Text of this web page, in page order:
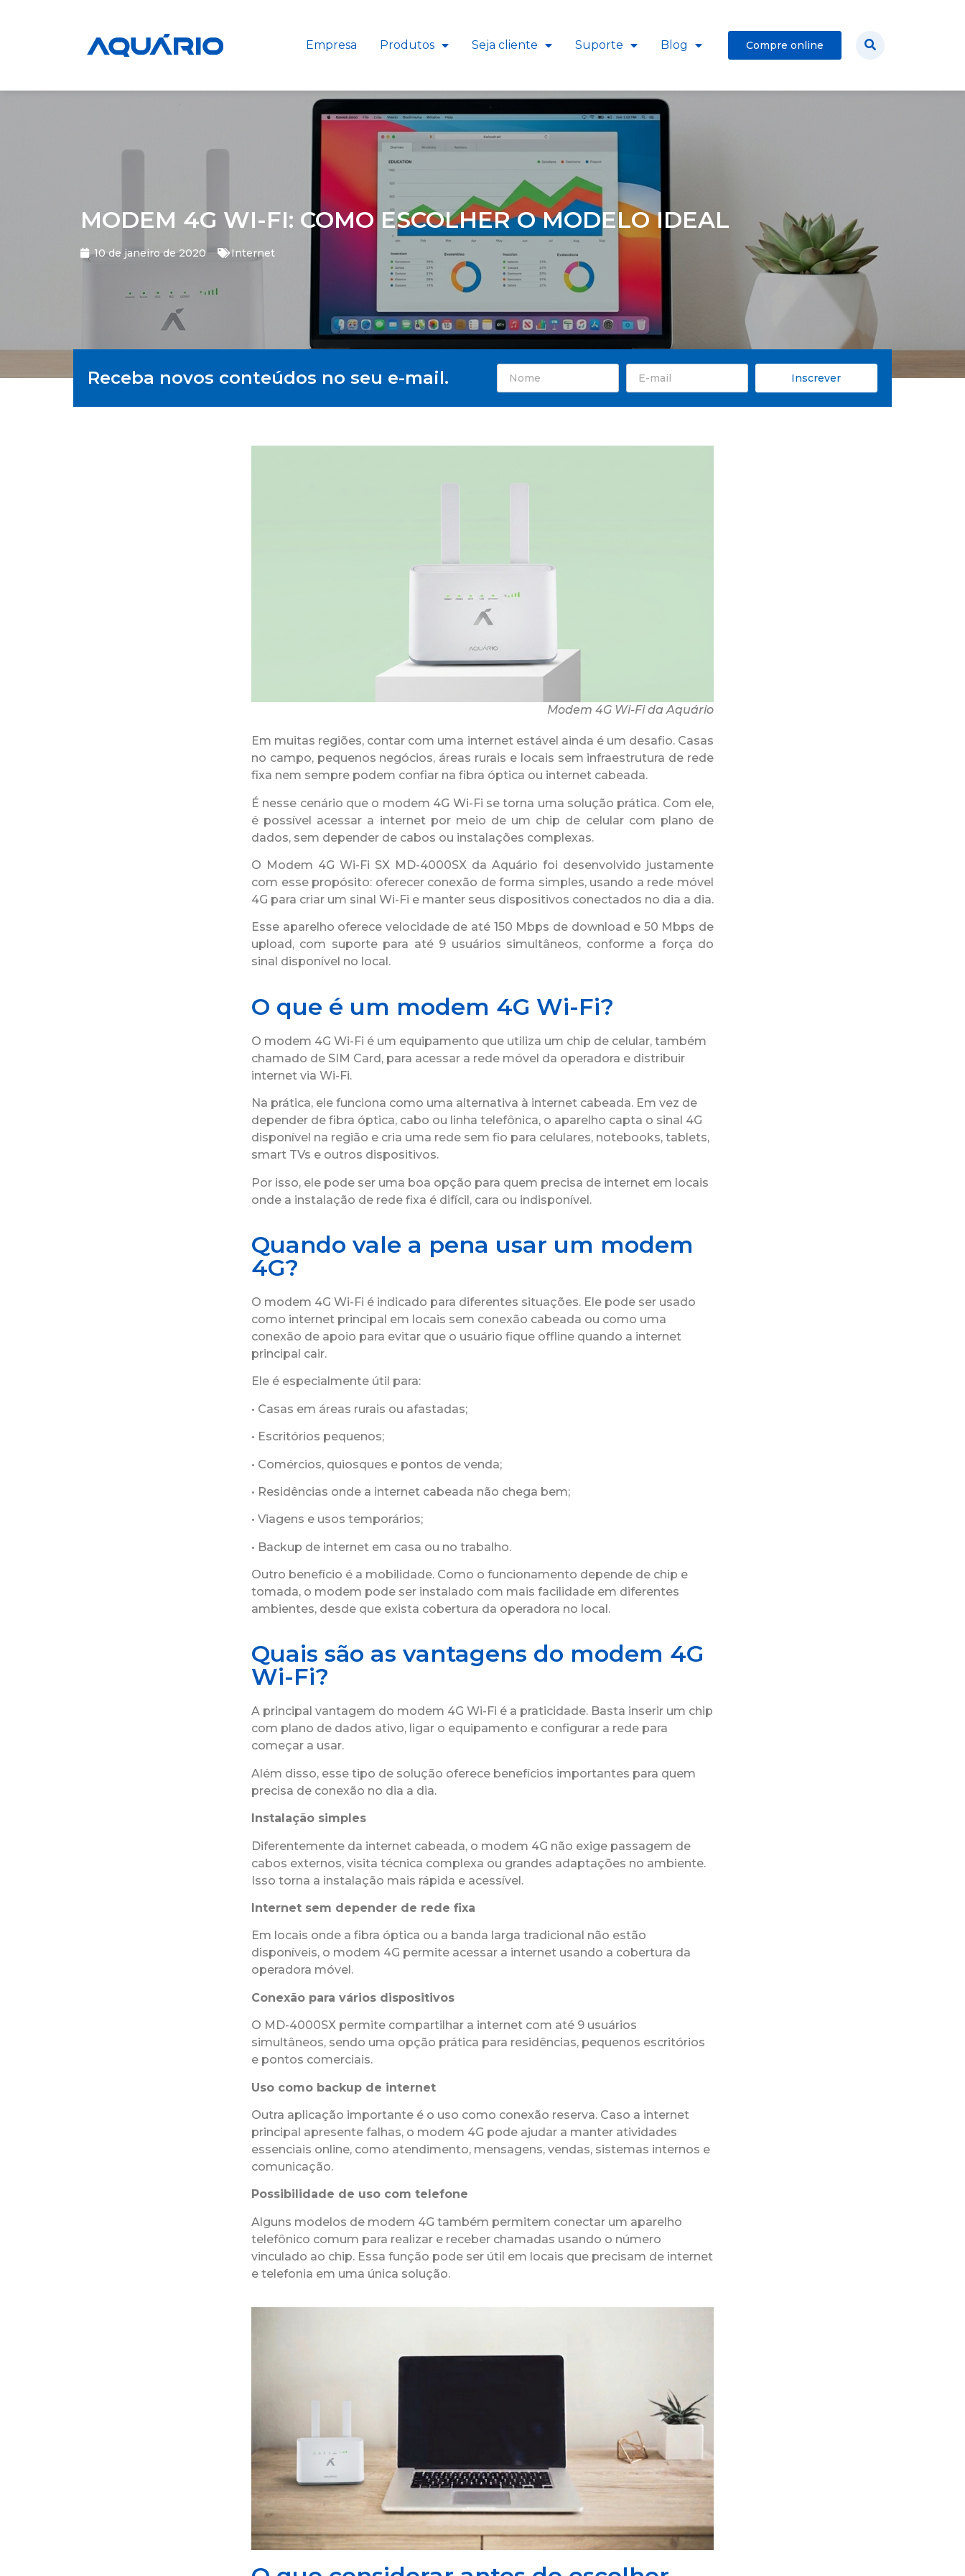
Empresa Produtos Seja cliente Suporte Blog Compre online
MODEM 4G WI-FI: COMO ESCOLHER O MODELO IDEAL
10 de janeiro de 2020 Internet
Receba novos conteúdos no seu e-mail. Inscrever
Modem 4G Wi-Fi da Aquário
Em muitas regiões, contar com uma internet estável ainda é um desafio. Casas
no campo, pequenos negócios, áreas rurais e locais sem infraestrutura de rede
fixa nem sempre podem confiar na fibra óptica ou internet cabeada.
É nesse cenário que o modem 4G Wi-Fi se torna uma solução prática. Com ele,
é possível acessar a internet por meio de um chip de celular com plano de
dados, sem depender de cabos ou instalações complexas.
O Modem 4G Wi-Fi SX MD-4000SX da Aquário foi desenvolvido justamente
com esse propósito: oferecer conexão de forma simples, usando a rede móvel
4G para criar um sinal Wi-Fi e manter seus dispositivos conectados no dia a dia.
Esse aparelho oferece velocidade de até 150 Mbps de download e 50 Mbps de
upload, com suporte para até 9 usuários simultâneos, conforme a força do
sinal disponível no local.
O que é um modem 4G Wi-Fi?
O modem 4G Wi-Fi é um equipamento que utiliza um chip de celular, também
chamado de SIM Card, para acessar a rede móvel da operadora e distribuir
internet via Wi-Fi.
Na prática, ele funciona como uma alternativa à internet cabeada. Em vez de
depender de fibra óptica, cabo ou linha telefônica, o aparelho capta o sinal 4G
disponível na região e cria uma rede sem fio para celulares, notebooks, tablets,
smart TVs e outros dispositivos.
Por isso, ele pode ser uma boa opção para quem precisa de internet em locais
onde a instalação de rede fixa é difícil, cara ou indisponível.
Quando vale a pena usar um modem
4G?
O modem 4G Wi-Fi é indicado para diferentes situações. Ele pode ser usado
como internet principal em locais sem conexão cabeada ou como uma
conexão de apoio para evitar que o usuário fique offline quando a internet
principal cair.
Ele é especialmente útil para:
• Casas em áreas rurais ou afastadas;
• Escritórios pequenos;
• Comércios, quiosques e pontos de venda;
• Residências onde a internet cabeada não chega bem;
• Viagens e usos temporários;
• Backup de internet em casa ou no trabalho.
Outro benefício é a mobilidade. Como o funcionamento depende de chip e
tomada, o modem pode ser instalado com mais facilidade em diferentes
ambientes, desde que exista cobertura da operadora no local.
Quais são as vantagens do modem 4G
Wi-Fi?
A principal vantagem do modem 4G Wi-Fi é a praticidade. Basta inserir um chip
com plano de dados ativo, ligar o equipamento e configurar a rede para
começar a usar.
Além disso, esse tipo de solução oferece benefícios importantes para quem
precisa de conexão no dia a dia.
Instalação simples
Diferentemente da internet cabeada, o modem 4G não exige passagem de
cabos externos, visita técnica complexa ou grandes adaptações no ambiente.
Isso torna a instalação mais rápida e acessível.
Internet sem depender de rede fixa
Em locais onde a fibra óptica ou a banda larga tradicional não estão
disponíveis, o modem 4G permite acessar a internet usando a cobertura da
operadora móvel.
Conexão para vários dispositivos
O MD-4000SX permite compartilhar a internet com até 9 usuários
simultâneos, sendo uma opção prática para residências, pequenos escritórios
e pontos comerciais.
Uso como backup de internet
Outra aplicação importante é o uso como conexão reserva. Caso a internet
principal apresente falhas, o modem 4G pode ajudar a manter atividades
essenciais online, como atendimento, mensagens, vendas, sistemas internos e
comunicação.
Possibilidade de uso com telefone
Alguns modelos de modem 4G também permitem conectar um aparelho
telefônico comum para realizar e receber chamadas usando o número
vinculado ao chip. Essa função pode ser útil em locais que precisam de internet
e telefonia em uma única solução.